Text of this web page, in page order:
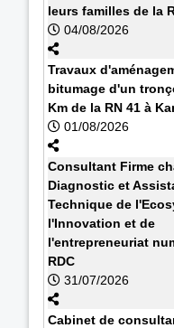
leurs familles de la
04/08/2026
Travaux
bitumage d'un
Km de la RN 41 à
01/08/2026
Consultant Firme
Diagnostic et
Technique de
l'Innovation et de
l'entrepreneuriat
RDC
31/07/2026
Cabinet de